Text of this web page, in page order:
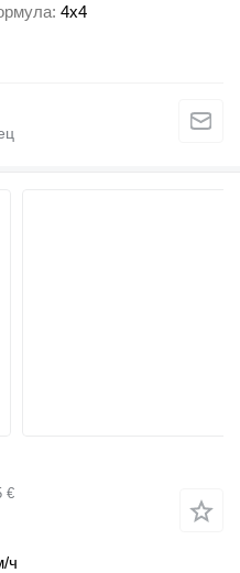
4x4
€
ч